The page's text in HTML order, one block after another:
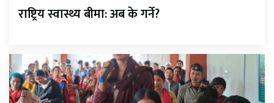
राष्ट्रिय स्वास्थ्य बीमा: अब के गर्ने?